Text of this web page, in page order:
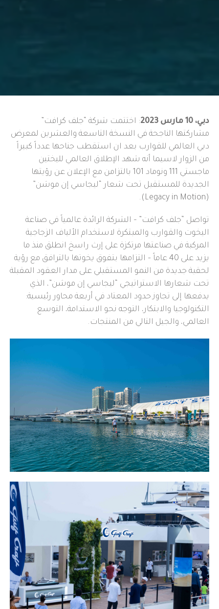
دبي، 10 مارس 2023
: اختتمت شركة “جلف كرافت”
مشاركتها الناجحة في النسخة التاسعة والعشرين لمعرض
دبي العالمي للقوارب بعد ان استقطب جناحها عدداً كبيراً
من الزوار لاسيما أنه شهد الإطلاق العالمي لليختين
ماجستي 111 ونوماد 101 بالتزامن مع الإعلان عن رؤيتها
الجديدة للمستقبل تحت شعار “ليجاسي إن موشن”
(Legacy in Motion).
تواصل “جلف كرافت” – الشركة الرائدة عالمياً في صناعة
اليخوت والقوارب والمبتكرة لاستخدام الألياف الزجاجية
المركبة في صناعتها مرتكزة على إرث راسخ انطلق منذ ما
يزيد على 40 عاماً – التزامها بتفوق يخوتها بالترافق مع رؤية
لحقبة جديدة من النمو المستقبلي على مدار العقود المقبلة
تحت شعارها الاستراتيجي “ليجاسي إن موشن”، الذي
يدفعها إلى تجاوز حدود المعتاد في أربعة محاور رئيسية:
التكنولوجيا والابتكار، التوجه نحو الاستدامة، التوسع
العالمي، والجيل التالي من المنتجات.